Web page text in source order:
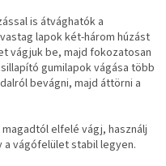
is átvághatók a
lapok két-három húzást
vágjuk be, majd fokozatosan
gumilapok vágása több
bevágni, majd áttörni a
elfelé vágj, használj
vágófelület stabil legyen.